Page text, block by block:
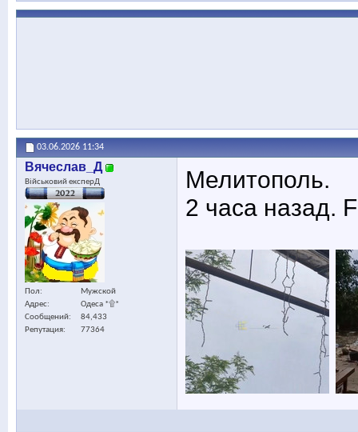
03.06.2026 11:34
Вячеслав_Д
Військовий експерД
Пол
Мужской
Адрес
Одеса *۩*
Сообщений
84,433
Репутация
77364
Мелитополь.
2 часа назад.